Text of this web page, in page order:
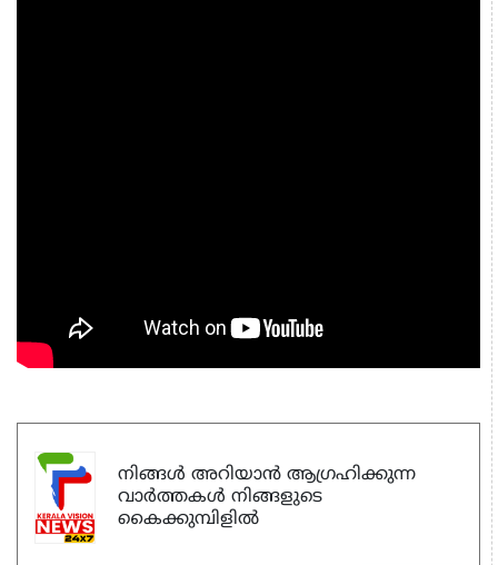
നിങ്ങൾ അറിയാൻ ആഗ്രഹിക്കുന്ന
വാർത്തകൾ നിങ്ങളുടെ
കൈക്കുമ്പിളിൽ